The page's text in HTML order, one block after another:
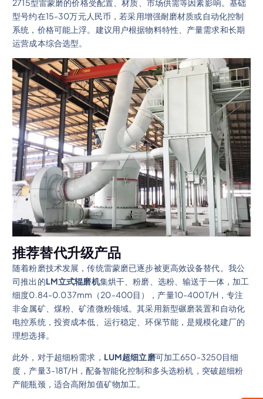
型号约在15-30万元人民币，若采用增强耐磨材质或自动化控制
系统，价格可能上浮。建议用户根据物料特性、产量需求和长期
运营成本综合选型。
推荐替代升级产品
随着粉磨技术发展，传统雷蒙磨已逐步被更高效设备替代。我公
司推出的LM立式辊磨机集烘干、粉磨、选粉、输送于一体，加工
细度0.84-0.037mm（20-400目），产量10-400T/H，专注
非金属矿、煤粉、矿渣微粉领域。其采用新型碾磨装置和自动化
电控系统，投资成本低、运行稳定、环保节能，是规模化建厂的
理想选择。
此外，对于超细粉需求， LUM超细立磨可加工650-3250目细
度，产量3-18T/H，配备智能化控制和多头选粉机，突破超细粉
产能瓶颈，适合高附加值矿物加工。